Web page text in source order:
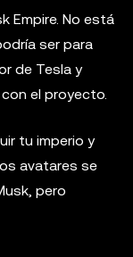
Empire. No está
ser para
de Tesla y
el proyecto.
tu imperio y
avatares se
pero